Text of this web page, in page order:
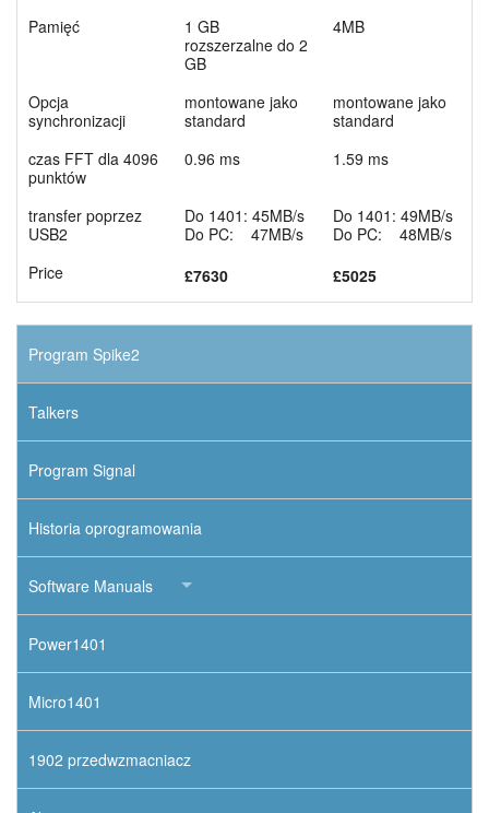
Pamięć
1 GB
rozszerzalne do 2
GB
4MB
Opcja
synchronizacji
montowane jako
standard
montowane jako
standard
czas FFT dla 4096
punktów
0.96 ms 1.59 ms
transfer poprzez
USB2
Do 1401: 45MB/s
Do PC: 47MB/s
Do 1401: 49MB/s
Do PC: 48MB/s
Price
£7630 £5025
Program Spike2
Talkers
Program Signal
Historia oprogramowania
Software Manuals
Power1401
Micro1401
1902 przedwzmacniacz